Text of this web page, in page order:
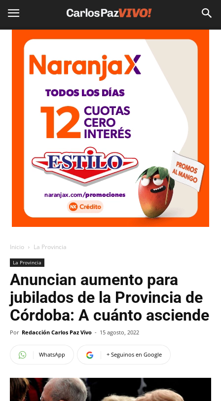
Inicio La Provincia
La Provincia
Anuncian aumento para
jubilados de la Provincia de
Córdoba: A cuánto asciende
Por Redacción Carlos Paz Vivo - 15 agosto, 2022
WhatsApp + Seguinos en Google